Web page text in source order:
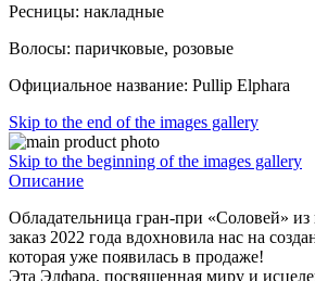
Ресницы: накладные
Волосы: паричковые, розовые
Официальное название: Pullip Elphara
Skip to the end of the images gallery
Skip to the beginning of the images gallery
Описание
Обладательница гран-при «Соловей» из
заказ 2022 года вдохновила нас на
которая уже появилась в продаже!
Эта Элфара, посвященная миру и